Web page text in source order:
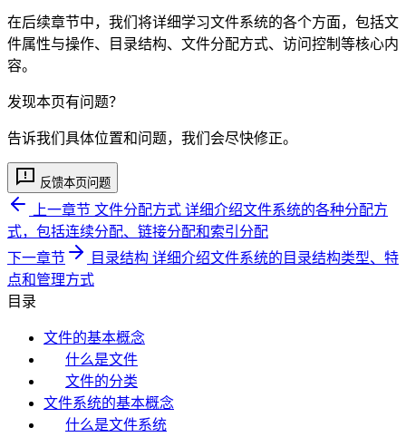
在后续章节中，我们将详细学习文件系统的各个方面，包括文
件属性与操作、目录结构、文件分配方式、访问控制等核心内
容。
发现本页有问题？
告诉我们具体位置和问题，我们会尽快修正。
反馈本页问题
上一章节 文件分配方式 详细介绍文件系统的各种分配方
式，包括连续分配、链接分配和索引分配
下一章节
目录结构 详细介绍文件系统的目录结构类型、特
点和管理方式
目录
文件的基本概念
什么是文件
文件的分类
文件系统的基本概念
什么是文件系统